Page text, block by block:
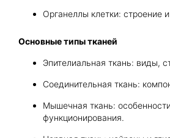
Органеллы клетки: строение
Основные типы тканей
Эпителиальная ткань: виды,
Соединительная ткань:
Мышечная ткань:
функционирования.